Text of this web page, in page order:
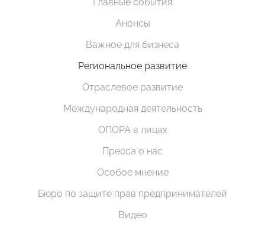
Анонсы
Важное для бизнеса
Региональное развитие
Отраслевое развитие
Международная деятельность
ОПОРА в лицах
Пресса о нас
Особое мнение
Бюро по защите прав предпринимателей
Видео